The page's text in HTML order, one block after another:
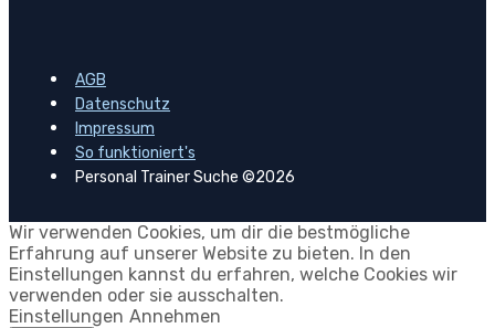
AGB
Datenschutz
Impressum
So funktioniert's
Personal Trainer Suche ©2026
Wir verwenden Cookies, um dir die bestmögliche
Erfahrung auf unserer Website zu bieten. In den
Einstellungen kannst du erfahren, welche Cookies wir
verwenden oder sie ausschalten.
Einstellungen Annehmen